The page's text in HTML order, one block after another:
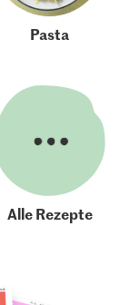
Pasta
Alle Rezepte